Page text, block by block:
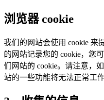
浏览器 cookie
我们的网站会使用 cookie 来
的网站记录您的 cookie，您
们网站的 cookie。请注意，
站的一些功能将无法正常工作